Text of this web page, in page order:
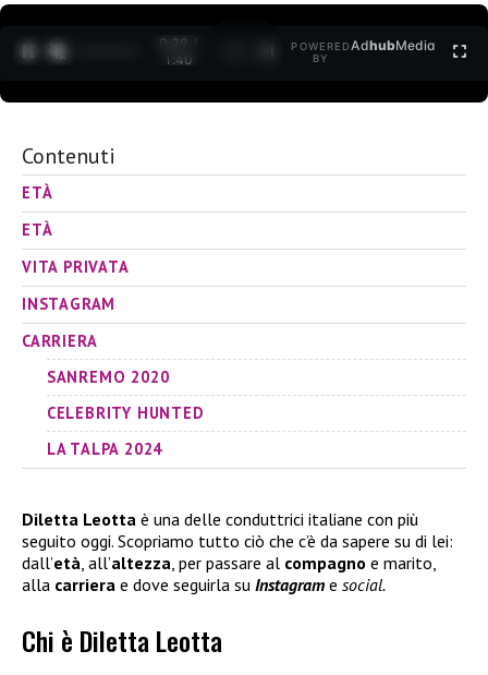
0:30 /
1:40
POWERED
BY
AdhubMedia
Contenuti
ETÀ
ETÀ
VITA PRIVATA
INSTAGRAM
CARRIERA
SANREMO 2020
CELEBRITY HUNTED
LA TALPA 2024
Diletta Leotta è una delle conduttrici italiane con più
seguito oggi. Scopriamo tutto ciò che c’è da sapere su di lei:
dall’età, all’altezza, per passare al compagno e marito,
alla carriera e dove seguirla su Instagram e social.
Chi è Diletta Leotta